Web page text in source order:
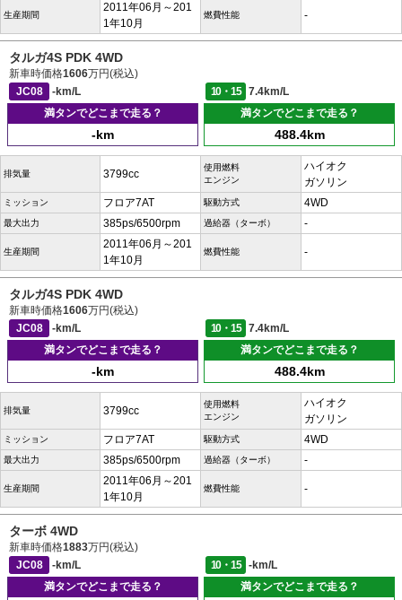
生産期間
2011年06月～201
1年10月
燃費性能 -
タルガ4S PDK 4WD
新車時価格1606万円(税込)
JC08
-km/L 10・15
7.4km/L
満タンでどこまで走る？
-km
満タンでどこまで走る？
488.4km
排気量 3799cc
使用燃料
エンジン
ハイオク
ガソリン
ミッション フロア7AT 駆動方式 4WD
最大出力 385ps/6500rpm 過給器（ターボ） -
生産期間
2011年06月～201
1年10月
燃費性能 -
タルガ4S PDK 4WD
新車時価格1606万円(税込)
JC08
-km/L 10・15
7.4km/L
満タンでどこまで走る？
-km
満タンでどこまで走る？
488.4km
排気量 3799cc
使用燃料
エンジン
ハイオク
ガソリン
ミッション フロア7AT 駆動方式 4WD
最大出力 385ps/6500rpm 過給器（ターボ） -
生産期間
2011年06月～201
1年10月
燃費性能 -
ターボ 4WD
新車時価格1883万円(税込)
JC08
-km/L 10・15
-km/L
満タンでどこまで走る？
満タンでどこまで走る？